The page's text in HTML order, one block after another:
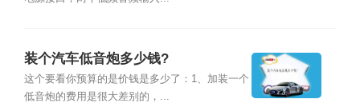
装个汽车低音炮多少钱?
这个要看你预算的是价钱是多少了：1、加装一个
低音炮的费用是很大差别的，...